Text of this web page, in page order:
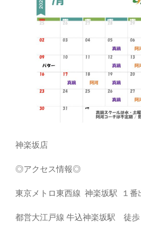
神楽坂店
◎アクセス情報◎
東京メトロ東西線 神楽坂駅 １番
都営大江戸線 牛込神楽坂駅 徒